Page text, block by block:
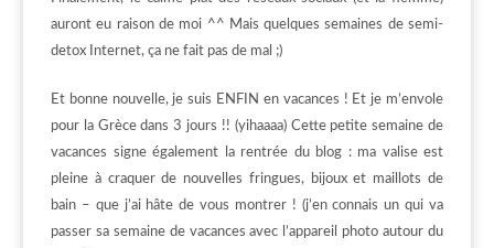
auront eu raison de moi ^^ Mais quelques semaines de semi-
detox Internet, ça ne fait pas de mal ;)
Et bonne nouvelle, je suis ENFIN en vacances ! Et je m’envole
pour la Grèce dans 3 jours !! (yihaaaa) Cette petite semaine de
vacances signe également la rentrée du blog : ma valise est
pleine à craquer de nouvelles fringues, bijoux et maillots de
bain – que j’ai hâte de vous montrer ! (j’en connais un qui va
passer sa semaine de vacances avec l’appareil photo autour du